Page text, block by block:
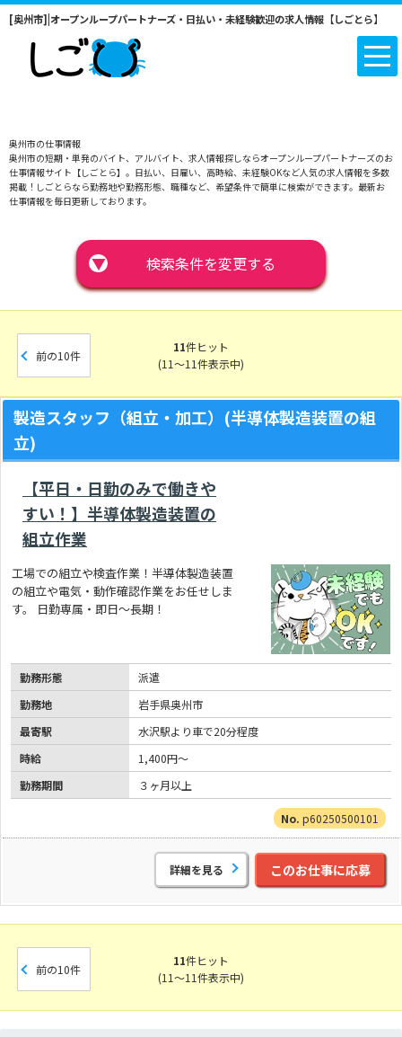
[奥州市]|オープンループパートナーズ・日払い・未経験歓迎の求人情報【しごとら】
奥州市の仕事情報
奥州市の短期・単発のバイト、アルバイト、求人情報探しならオープンループパートナーズのお
仕事情報サイト【しごとら】。日払い、日雇い、高時給、未経験OKなど人気の求人情報を多数
掲載！しごとらなら勤務地や勤務形態、職種など、希望条件で簡単に検索ができます。最新お
仕事情報を毎日更新しております。
▼ 検索条件を変更する
前の10件
11件ヒット
(11～11件表示中)
製造スタッフ（組立・加工）(半導体製造装置の組
立)
【平日・日勤のみで働きや
すい！】半導体製造装置の
組立作業
工場での組立や検査作業！半導体製造装置
の組立や電気・動作確認作業をお任せしま
す。 日勤専属・即日～長期！
勤務形態
派遣
勤務地
岩手県奥州市
最寄駅
水沢駅より車で20分程度
時給
1,400円～
勤務期間
３ヶ月以上
p60250500101
詳細を見る このお仕事に応募
前の10件
11件ヒット
(11～11件表示中)